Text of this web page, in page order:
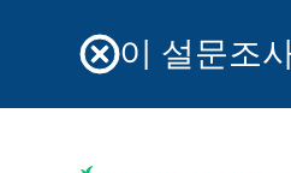
이 설문조